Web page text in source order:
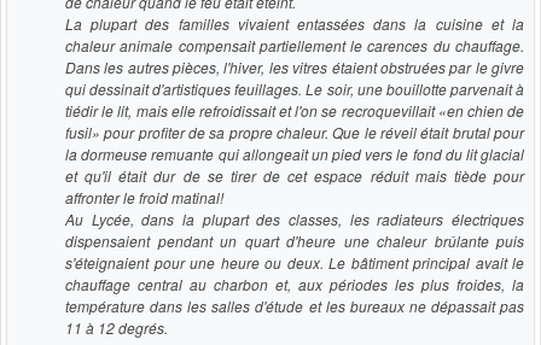
La plupart des familles vivaient entassées dans la cuisine et la
chaleur animale compensait partiellement le carences du chauffage.
Dans les autres pièces, l'hiver, les vitres étaient obstruées par le givre
qui dessinait d'artistiques feuillages. Le soir, une bouillotte parvenait à
tiédir le lit, mais elle refroidissait et l'on se recroquevillait «en chien de
fusil» pour profiter de sa propre chaleur. Que le réveil était brutal pour
la dormeuse remuante qui allongeait un pied vers le fond du lit glacial
et qu'il était dur de se tirer de cet espace réduit mais tiède pour
affronter le froid matinal!
Au Lycée, dans la plupart des classes, les radiateurs électriques
dispensaient pendant un quart d'heure une chaleur brûlante puis
s'éteignaient pour une heure ou deux. Le bâtiment principal avait le
chauffage central au charbon et, aux périodes les plus froides, la
température dans les salles d'étude et les bureaux ne dépassait pas
11 à 12 degrés.